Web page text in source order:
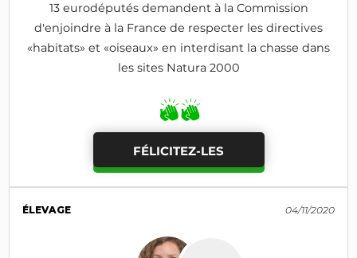
13 eurodéputés demandent à la Commission
d'enjoindre à la France de respecter les directives
«habitats» et «oiseaux» en interdisant la chasse dans
les sites Natura 2000
FÉLICITEZ-LES
ÉLEVAGE 04/11/2020